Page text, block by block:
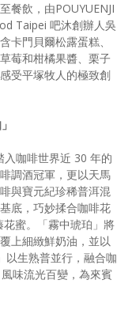
餐飲，由POUYUENJI
Taipei 吧沐創辦人吳
卡門貝爾松露蛋糕、
莓和柑橘果醬、栗子
受平塚牧人的極致創
入咖啡世界近 30 年的
調酒冠軍，更以天馬
與寶元紀珍稀普洱混
底，巧妙揉合咖啡花
蜜。「霧中琥珀」將
上細緻鮮奶油，並以
以生熟普並行，融合咖
味流光百變，為來賓